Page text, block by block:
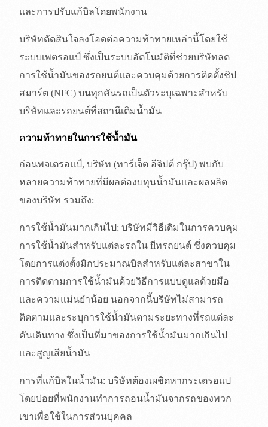
และการปรับแก้บิลโดยพนักงาน
บริษัทตัดสินใจลงโอดต่อความท้าทายเหล่านี้โดยใช้
ระบบเพตรอแป์ ซึ่งเป็นระบบอัตโนมัติที่ช่วยบริษัทลด
การใช้น้ำมันของรถยนต์และควบคุมด้วยการติดตั้งชิป
สมาร์ต (NFC) บนทุกคันรถเป็นตัวระบุเฉพาะสำหรับ
บริษัทและรถยนต์ที่สถานีเติมน้ำมัน
ความท้าทายในการใช้น้ำมัน
ก่อนพจเตรอแป์, บริษัท (ทาร์เจ็ต อีจิปต์ กรุ๊ป) พบกับ
หลายความท้าทายที่มีผลต่องบทุนน้ำมันและผลผลิต
ของบริษัท รวมถึง:
การใช้น้ำมันมากเกินไป: บริษัทมีวิธีเดิมในการควบคุม
การใช้น้ำมันสำหรับแต่ละรถใน flีทรถยนต์ ซึ่งควบคุม
โดยการแต่งตั้งมิกประมาณบิลสำหรับแต่ละสาขาใน
การติดตามการใช้น้ำมันด้วยวิธีการแบบดูแลด้วยมือ
และความแม่นยำน้อย นอกจากนี้บริษัทไม่สามารถ
ติดตามและระบุการใช้น้ำมันตามระยะทางที่รถแต่ละ
คันเดินทาง ซึ่งเป็นที่มาของการใช้น้ำมันมากเกินไป
และสูญเสียน้ำมัน
การที่แก้บิลในน้ำมัน: บริษัทต้องเผชิดหากระเตรอแป
โดยบ่อยที่พนักงานทำการถอนน้ำมันจากรถของพวก
เขาเพื่อใช้ในการส่วนบุคคล